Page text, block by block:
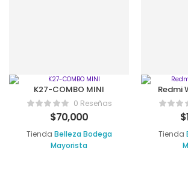
K27-COMBO MINI
0 Reseñas
$70,000
Tienda Belleza Bodega
Mayorista
Redmi
$
Tienda